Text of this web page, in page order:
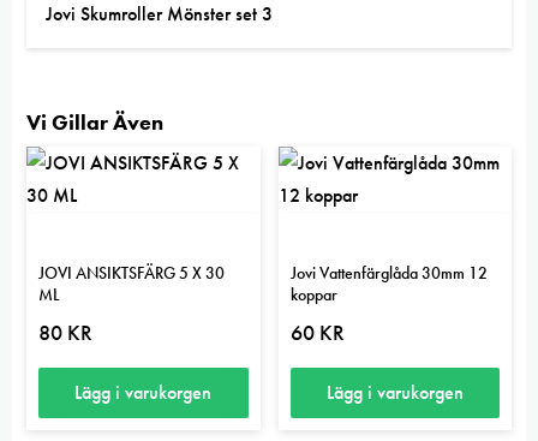
Jovi Skumroller Mönster set 3
Vi Gillar Även
JOVI ANSIKTSFÄRG 5 X 30
ML
80 KR
Lägg i varukorgen
Jovi Vattenfärglåda 30mm 12
koppar
60 KR
Lägg i varukorgen